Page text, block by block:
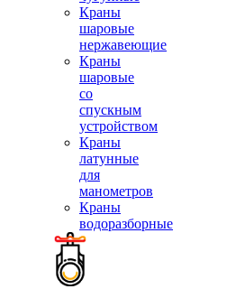
Краны
шаровые
нержавеющие
Краны
шаровые
со
спускным
устройством
Краны
латунные
для
манометров
Краны
водоразборные